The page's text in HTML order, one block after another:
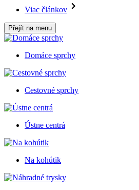
Viac článkov
Přejít na menu
Domáce sprchy
Cestovné sprchy
Ústne centrá
Na kohútik